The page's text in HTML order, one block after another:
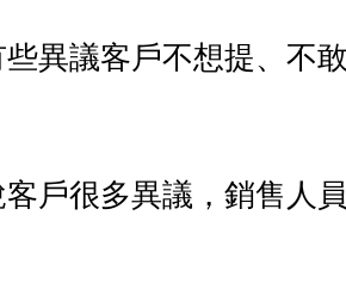
異議客戶不想提、不
戶很多異議，銷售人